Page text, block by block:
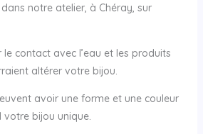
notre atelier, à Chéray, sur
le contact avec l’eau et les produits
altérer votre bijou.
avoir une forme et une couleur
votre bijou unique.